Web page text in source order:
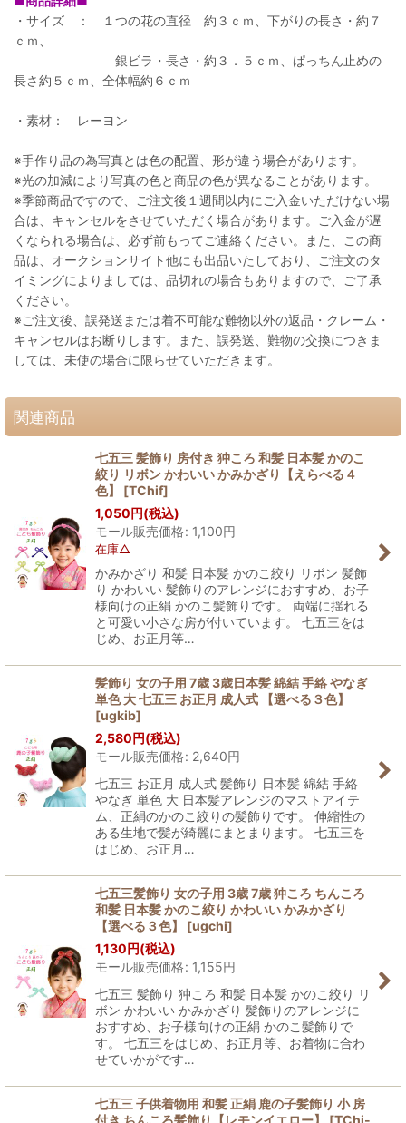
・サイズ ： １つの花の直径 約３ｃｍ、下がりの長さ・約７
ｃｍ、
銀ビラ・長さ・約３．５ｃｍ、ぱっちん止めの
長さ約５ｃｍ、全体幅約６ｃｍ
・素材： レーヨン
※手作り品の為写真とは色の配置、形が違う場合があります。
※光の加減により写真の色と商品の色が異なることがあります。
※季節商品ですので、ご注文後１週間以内にご入金いただけない場
合は、キャンセルをさせていただく場合があります。ご入金が遅
くなられる場合は、必ず前もってご連絡ください。また、この商
品は、オークションサイト他にも出品いたしており、ご注文のタ
イミングによりましては、品切れの場合もありますので、ご了承
ください。
※ご注文後、誤発送または着不可能な難物以外の返品・クレーム・
キャンセルはお断りします。また、誤発送、難物の交換につきま
しては、未使の場合に限らせていただきます。
関連商品
七五三 髪飾り 房付き 狆ころ 和髪 日本髪 かのこ
絞り リボン かわいい かみかざり【えらべる４
色】
[TChif]
1,050円(税込)
モール販売価格: 1,100円
在庫△
かみかざり 和髪 日本髪 かのこ絞り リボン 髪飾
り かわいい 髪飾りのアレンジにおすすめ、お子
様向けの正絹 かのこ髪飾りです。 両端に揺れる
と可愛い小さな房が付いています。 七五三をは
じめ、お正月等…
髪飾り 女の子用 7歳 3歳日本髪 綿結 手絡 やなぎ
単色 大 七五三 お正月 成人式 【選べる３色】
[ugkib]
2,580円(税込)
モール販売価格: 2,640円
七五三 お正月 成人式 髪飾り 日本髪 綿結 手絡
やなぎ 単色 大 日本髪アレンジのマストアイテ
ム、正絹のかのこ絞りの髪飾りです。 伸縮性の
ある生地で髪が綺麗にまとまります。 七五三を
はじめ、お正月…
七五三髪飾り 女の子用 3歳 7歳 狆ころ ちんころ
和髪 日本髪 かのこ絞り かわいい かみかざり
【選べる３色】
[ugchi]
1,130円(税込)
モール販売価格: 1,155円
七五三 髪飾り 狆ころ 和髪 日本髪 かのこ絞り リ
ボン かわいい かみかざり 髪飾りのアレンジに
おすすめ、お子様向けの正絹 かのこ髪飾りで
す。 七五三をはじめ、お正月等、お着物に合わ
せていかがです…
七五三 子供着物用 和髪 正絹 鹿の子髪飾り 小 房
付き ちんころ髪飾り【レモンイエロー】
[TChi-